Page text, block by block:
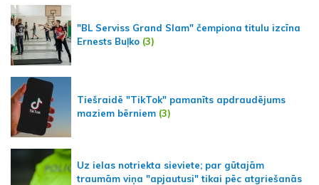
"BL Serviss Grand Slam" čempiona titulu izcīna
Ernests Buļko (3)
Tiešraidē "TikTok" pamanīts apdraudējums
maziem bērniem (3)
Uz ielas notriekta sieviete; par gūtajām
traumām viņa "apjautusi" tikai pēc atgriešanās